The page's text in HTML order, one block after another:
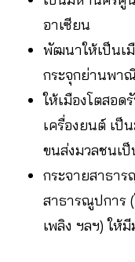
อาเซียน
พัฒนาให้เป็นเ
กระจุกย่านพา
ให้เมืองโตสอด
เครื่องยนต์ เป็
ขนส่งมวลชนเ
กระจายสาธา
สาธารณูปการ
เพลิง ฯลฯ) ให้